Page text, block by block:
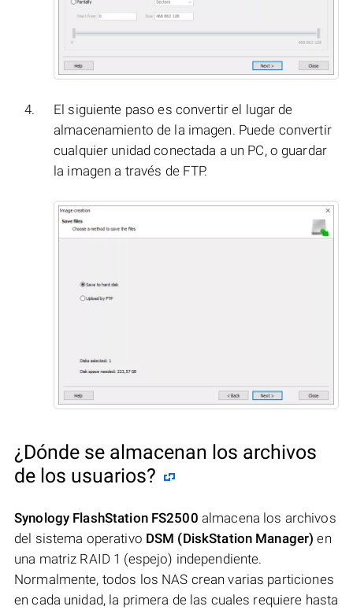
El siguiente paso es convertir el lugar de
almacenamiento de la imagen. Puede convertir
cualquier unidad conectada a un PC, o guardar
la imagen a través de FTP.
¿Dónde se almacenan los archivos
de los usuarios?
Synology FlashStation FS2500 almacena los archivos
del sistema operativo DSM (DiskStation Manager) en
una matriz RAID 1 (espejo) independiente.
Normalmente, todos los NAS crean varias particiones
en cada unidad, la primera de las cuales requiere hasta